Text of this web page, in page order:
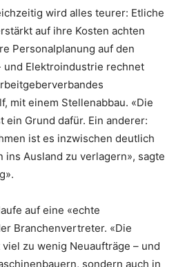
wird alles teurer: Etliche
auf ihre Kosten achten
Personalplanung auf den
und Elektroindustrie rechnet
mit einem Stellenabbau. «Die
ein Grund dafür. Ein anderer:
ist es inzwischen deutlich
Ausland zu verlagern», sagte
auf eine «echte
Branchenvertreter. «Die
zu wenig Neuaufträge – und
sondern auch in